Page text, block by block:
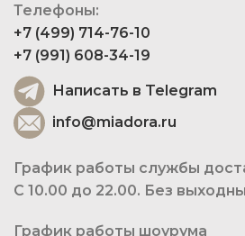
Телефоны:
+7 (499) 714-76-10
+7 (991) 608-34-19
Написать в Telegram
info@miadora.ru
График работы службы
С 10.00 до 22.00. Без
График работы шоурума